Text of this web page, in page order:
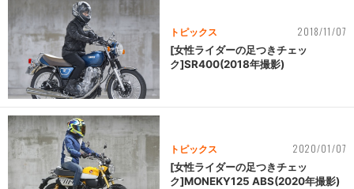
トピックス 2018/11/07
[女性ライダーの足つきチェッ
ク]SR400(2018年撮影)
トピックス 2020/01/07
[女性ライダーの足つきチェッ
ク]MONEKY125 ABS(2020年撮影)